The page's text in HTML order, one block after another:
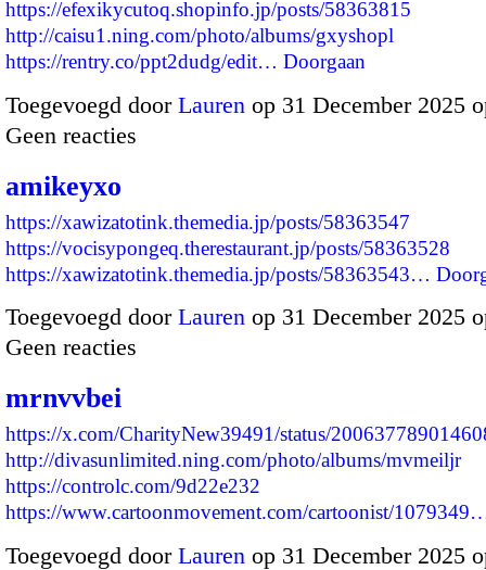
https://efexikycutoq.shopinfo.jp/posts/58363815
http://caisu1.ning.com/photo/albums/gxyshopl
https://rentry.co/ppt2dudg/edit… Doorgaan
Toegevoegd door Lauren op 31 December 2025
Geen reacties
amikeyxo
https://xawizatotink.themedia.jp/posts/58363547
https://vocisypongeq.therestaurant.jp/posts/58363528
https://xawizatotink.themedia.jp/posts/58363543…
Toegevoegd door Lauren op 31 December 2025
Geen reacties
mrnvvbei
https://x.com/CharityNew39491/status/
http://divasunlimited.ning.com/photo/albums/mvmeiljr
https://controlc.com/9d22e232
https://www.cartoonmovement.com/cartoonist/
Toegevoegd door Lauren op 31 December 2025